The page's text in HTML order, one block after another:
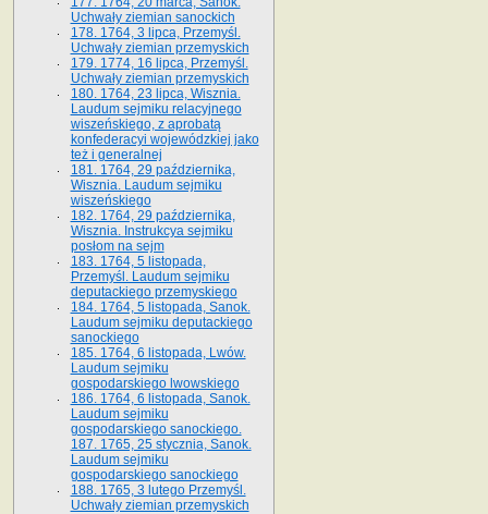
Uchwały ziemian sanockich
178. 1764, 3 lipca, Przemyśl.
Uchwały ziemian przemyskich
179. 1774, 16 lipca, Przemyśl.
Uchwały ziemian przemyskich
180. 1764, 23 lipca, Wisznia.
Laudum sejmiku relacyjnego
wiszeńskiego, z aprobatą
konfederacyi wojewódzkiej jako
też i generalnej
181. 1764, 29 października,
Wisznia. Laudum sejmiku
wiszeńskiego
182. 1764, 29 października,
Wisznia. Instrukcya sejmiku
posłom na sejm
183. 1764, 5 listopada,
Przemyśl. Laudum sejmiku
deputackiego przemyskiego
184. 1764, 5 listopada, Sanok.
Laudum sejmiku deputackiego
sanockiego
185. 1764, 6 listopada, Lwów.
Laudum sejmiku
gospodarskiego lwowskiego
186. 1764, 6 listopada, Sanok.
Laudum sejmiku
gospodarskiego sanockiego.
187. 1765, 25 stycznia, Sanok.
Laudum sejmiku
gospodarskiego sanockiego
188. 1765, 3 lutego Przemyśl.
Uchwały ziemian przemyskich